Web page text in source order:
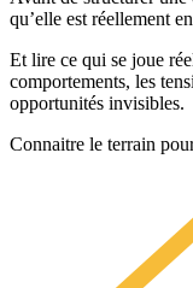
qu’elle est réellement
Et lire ce qui se joue
comportements, les
opportunités invisibles.
Connaitre le terrain